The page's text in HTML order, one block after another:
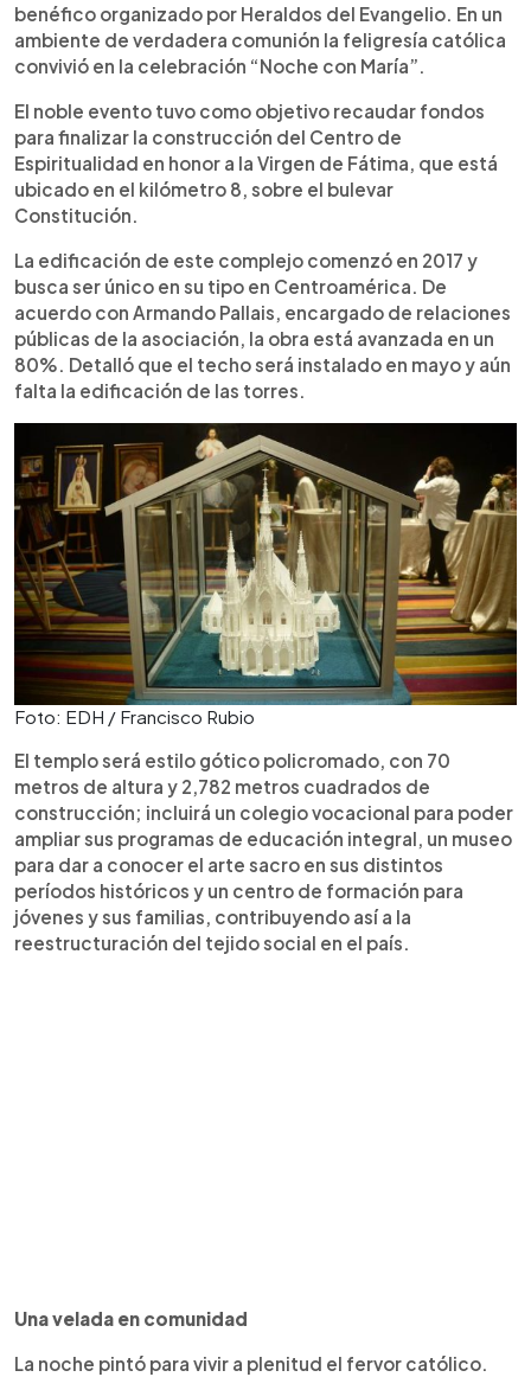
benéfico organizado por Heraldos del Evangelio. En un
ambiente de verdadera comunión la feligresía católica
convivió en la celebración “Noche con María”.
El noble evento tuvo como objetivo recaudar fondos
para finalizar la construcción del Centro de
Espiritualidad en honor a la Virgen de Fátima, que está
ubicado en el kilómetro 8, sobre el bulevar
Constitución.
La edificación de este complejo comenzó en 2017 y
busca ser único en su tipo en Centroamérica. De
acuerdo con Armando Pallais, encargado de relaciones
públicas de la asociación, la obra está avanzada en un
80%. Detalló que el techo será instalado en mayo y aún
falta la edificación de las torres.
Foto: EDH / Francisco Rubio
El templo será estilo gótico policromado, con 70
metros de altura y 2,782 metros cuadrados de
construcción; incluirá un colegio vocacional para poder
ampliar sus programas de educación integral, un museo
para dar a conocer el arte sacro en sus distintos
períodos históricos y un centro de formación para
jóvenes y sus familias, contribuyendo así a la
reestructuración del tejido social en el país.
Una velada en comunidad
La noche pintó para vivir a plenitud el fervor católico.